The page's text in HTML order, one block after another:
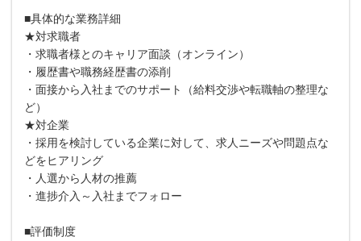
■具体的な業務詳細
★対求職者
・求職者様とのキャリア面談（オンライン）
・履歴書や職務経歴書の添削
・面接から入社までのサポート（給料交渉や転職軸の整理な
ど）
★対企業
・採用を検討している企業に対して、求人ニーズや問題点な
どをヒアリング
・人選から人材の推薦
・進捗介入～入社までフォロー
■評価制度